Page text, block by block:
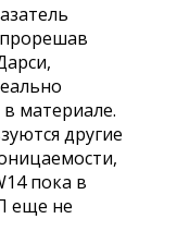
материале.
другие
пока в
еще не